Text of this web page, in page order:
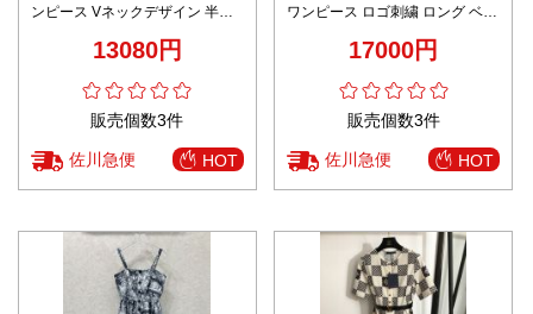
ンピース Vネックデザイン 半袖
13080円
販売個数3件
佐川急便 HOT
ワンピース ロゴ刺繍 ロング ベル
17000円
販売個数3件
佐川急便 HOT